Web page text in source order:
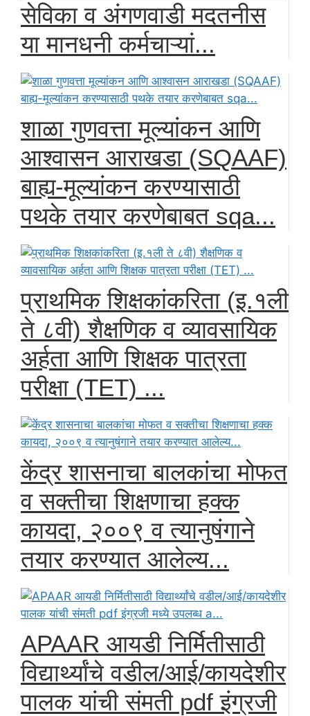
सेविका व अंगणवाडी मदतनीस
या मानधनी कर्मचाऱ्यां...
शाळा गुणवत्ता मूल्यांकन आणि
आश्वासन आराखडा (SQAAF)
बाह्य-मूल्यांकन करण्यासाठी
पथके तयार करणेबाबत sqa...
प्राथमिक शिक्षकांकरिता (इ.१ली
ते ८वी) शैक्षणिक व व्यावसायिक
अर्हता आणि शिक्षक पात्रता
परीक्षा (TET) ...
केंद्र शासनाचा बालकांचा मोफत
व सक्तीचा शिक्षणाचा हक्क
कायदा, २००९ व त्यानुषंगाने
तयार करण्यात आलेल्य...
APAAR आयडी निर्मितीसाठी
विद्यार्थ्यांचे वडील/आई/कायदेशीर
पालक यांची संमती pdf इंग्रजी